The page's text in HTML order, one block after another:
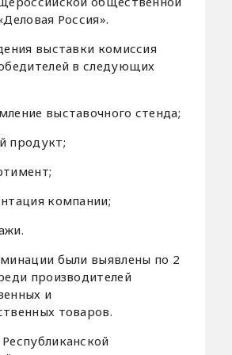
Россия».
выставки комиссия
в следующих
выставочного стенда;
продукт;
компании;
были выявлены по 2
производителей
и
товаров.